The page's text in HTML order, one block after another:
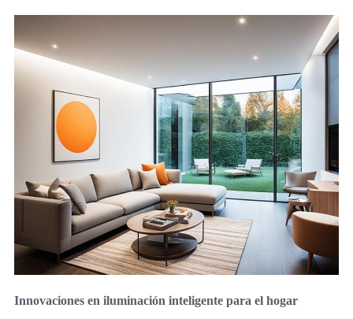
Innovaciones en iluminación inteligente para el hogar